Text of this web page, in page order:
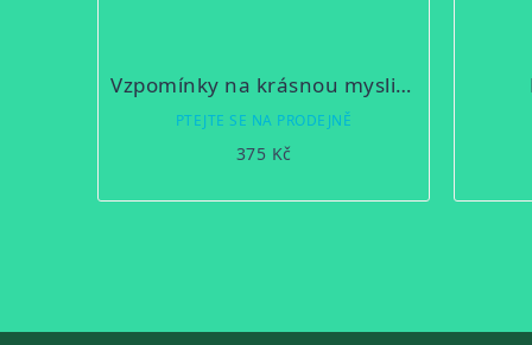
Vzpomínky na krásnou myslivost
PTEJTE SE NA PRODEJNĚ
375 Kč